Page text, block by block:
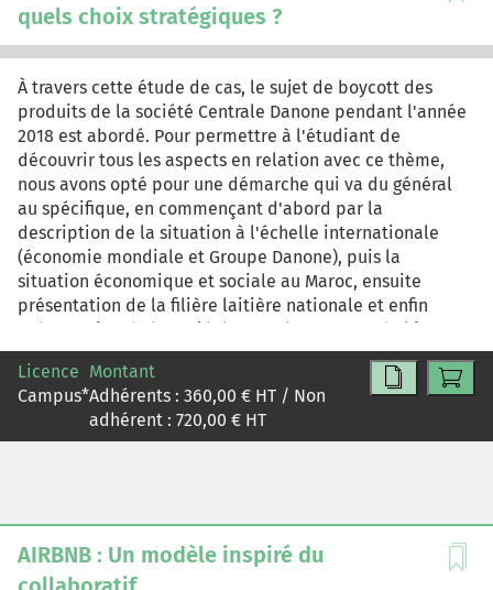
quels choix stratégiques ?
À travers cette étude de cas, le sujet de boycott des
produits de la société Centrale Danone pendant l'année
2018 est abordé. Pour permettre à l'étudiant de
découvrir tous les aspects en relation avec ce thème,
nous avons opté pour une démarche qui va du général
au spécifique, en commençant d'abord par la
description de la situation à l'échelle internationale
(économie mondiale et Groupe Danone), puis la
situation économique et sociale au Maroc, ensuite
présentation de la filière laitière nationale et enfin
présentation de la société Centrale Danone : de l'impact
du boycott et de sa réaction pour gérer cette crise
inédite.
Licence
Campus*
Montant
Adhérents : 360,00 € HT / Non
adhérent : 720,00 € HT
AIRBNB : Un modèle inspiré du